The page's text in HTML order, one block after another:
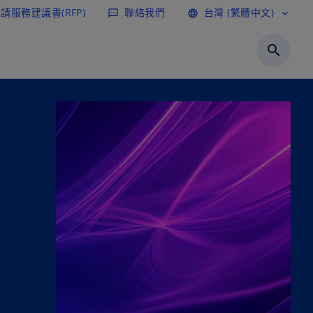
服務建議書(RFP) sms 聯絡我們 language 台灣 (繁體中文) expand_more
search